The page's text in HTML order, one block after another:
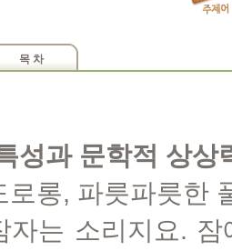
목 차
성과 문학적 상
로롱, 파릇파릇한
자는 소리지요.